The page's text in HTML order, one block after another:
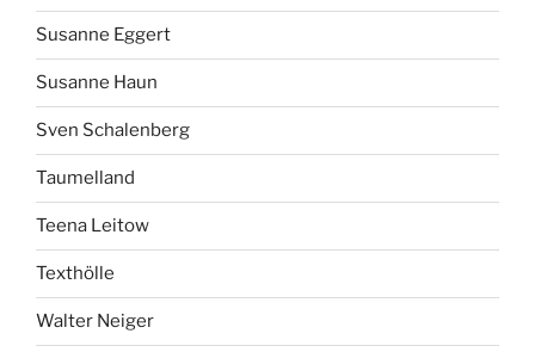
Susanne Eggert
Susanne Haun
Sven Schalenberg
Taumelland
Teena Leitow
Texthölle
Walter Neiger